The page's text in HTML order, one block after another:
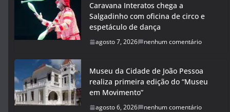
Caravana Interatos chega a
Salgadinho com oficina de circo e
espetáculo de dança
agosto 7, 2026 nenhum comentário
Museu da Cidade de João Pessoa
realiza primeira edição do “Museu
em Movimento”
agosto 6, 2026 nenhum comentário